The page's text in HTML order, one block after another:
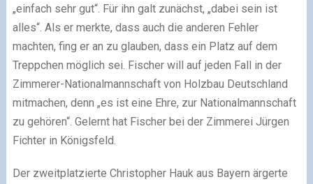
„einfach sehr gut“. Für ihn galt zunächst, „dabei sein ist
alles“. Als er merkte, dass auch die anderen Fehler
machten, fing er an zu glauben, dass ein Platz auf dem
Treppchen möglich sei. Fischer will auf jeden Fall in der
Zimmerer-Nationalmannschaft von Holzbau Deutschland
mitmachen, denn „es ist eine Ehre, zur Nationalmannschaft
zu gehören“. Gelernt hat Fischer bei der Zimmerei Jürgen
Fichter in Königsfeld.
Der zweitplatzierte Christopher Hauk aus Bayern ärgerte